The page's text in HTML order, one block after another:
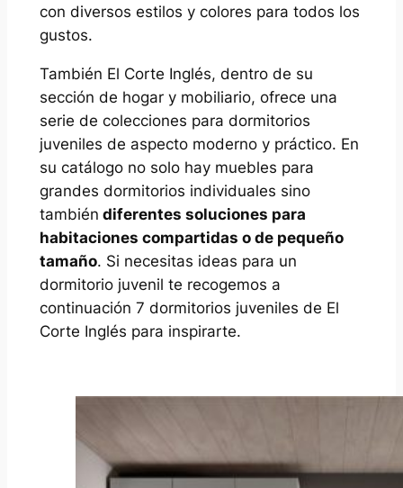
con diversos estilos y colores para todos los
gustos.
También El Corte Inglés, dentro de su
sección de hogar y mobiliario, ofrece una
serie de colecciones para dormitorios
juveniles de aspecto moderno y práctico. En
su catálogo no solo hay muebles para
grandes dormitorios individuales sino
también diferentes soluciones para
habitaciones compartidas o de pequeño
tamaño. Si necesitas ideas para un
dormitorio juvenil te recogemos a
continuación 7 dormitorios juveniles de El
Corte Inglés para inspirarte.